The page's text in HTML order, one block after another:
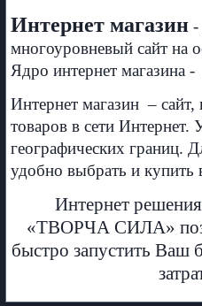
Интернет магазин -
многоуровневый сайт на
Ядро интернет магазина -
Интернет магазин –
товаров в сети Интернет.
географических границ.
удобно выбрать и купить
Интернет
«ТВОРЧА СИЛА»
быстро запустить Ваш